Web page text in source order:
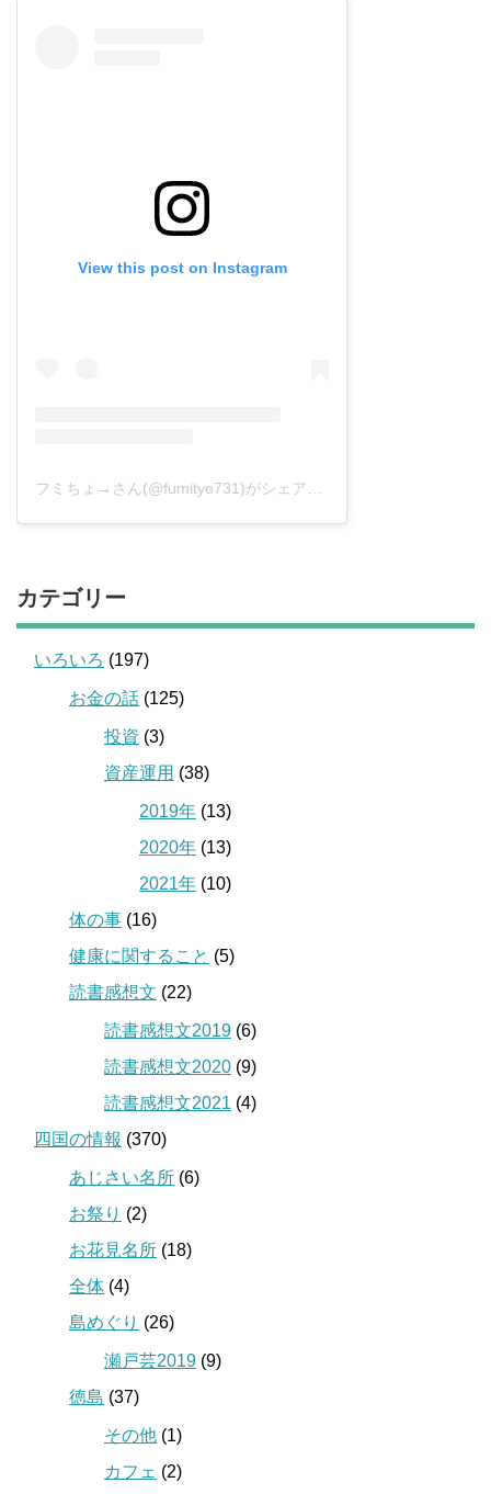
View this post on Instagram
カテゴリー
いろいろ (197)
お金の話 (125)
投資 (3)
資産運用 (38)
2019年 (13)
2020年 (13)
2021年 (10)
体の事 (16)
健康に関すること (5)
読書感想文 (22)
読書感想文2019 (6)
読書感想文2020 (9)
読書感想文2021 (4)
四国の情報 (370)
あじさい名所 (6)
お祭り (2)
お花見名所 (18)
全体 (4)
島めぐり (26)
瀬戸芸2019 (9)
徳島 (37)
その他 (1)
カフェ (2)